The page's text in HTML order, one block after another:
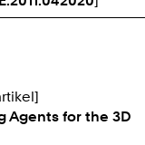
Agents for the 3D